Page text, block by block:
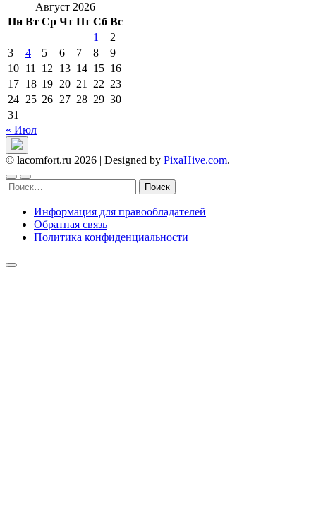
Август 2026
Пн Вт Ср Чт Пт Сб Вс
1
2
3
4 5 6 7 8
9
10 11 12 13 14 15 16
17 18 19 20 21 22 23
24 25 26 27 28 29 30
31
« Июл
© lacomfort.ru 2026 | Designed by PixaHive.com.
Найти:
Информация для правообладателей
Обратная связь
Политика конфиденциальности